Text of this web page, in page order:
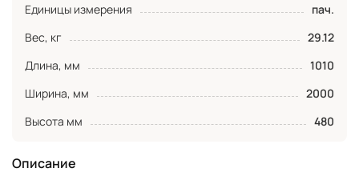
Описание
Единицы измерения
пач.
Вес, кг
29.12
Длина, мм
1010
Ширина, мм
2000
Высота мм
480